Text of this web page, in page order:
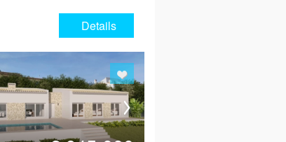
Details